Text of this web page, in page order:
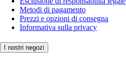
Metodi di pagamento
Prezzi e opzioni di consegna
Informativa sulla privacy
I nostri negozi